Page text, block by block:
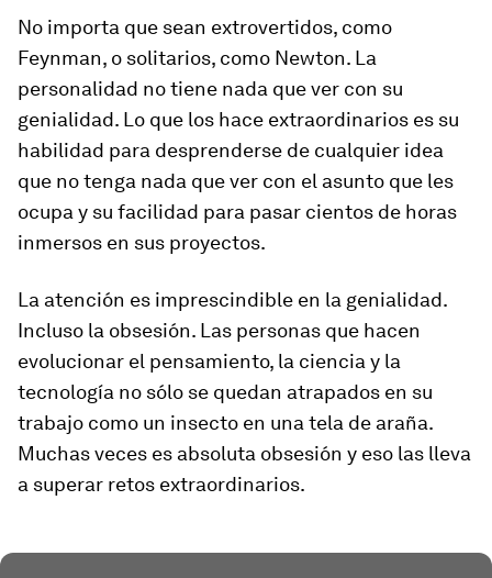
No importa que sean extrovertidos, como
Feynman, o solitarios, como Newton. La
personalidad no tiene nada que ver con su
genialidad. Lo que los hace extraordinarios es su
habilidad para desprenderse de cualquier idea
que no tenga nada que ver con el asunto que les
ocupa y su facilidad para pasar cientos de horas
inmersos en sus proyectos.
La atención es imprescindible en la genialidad.
Incluso la obsesión. Las personas que hacen
evolucionar el pensamiento, la ciencia y la
tecnología no sólo se quedan atrapados en su
trabajo como un insecto en una tela de araña.
Muchas veces es absoluta obsesión y eso las lleva
a superar retos extraordinarios.